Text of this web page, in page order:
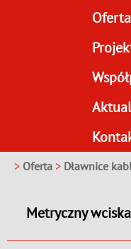
Oferta
> Oferta > Dławnice
Metryczny